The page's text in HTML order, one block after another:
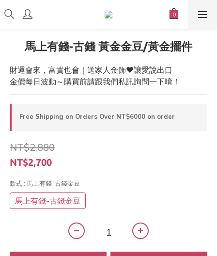
馬上有錢-古錢 黃金金豆/黃金擺件
財運會來，富貴也會｜送家人金飾❤️讓愛說出口
金價每日波動～購買前請跟我們私訊詢問一下唷！
Free Shipping on Orders Over NT$6000 on order
NT$2,880
NT$2,700
款式 : 馬上有錢-古錢金豆
馬上有錢-古錢金豆